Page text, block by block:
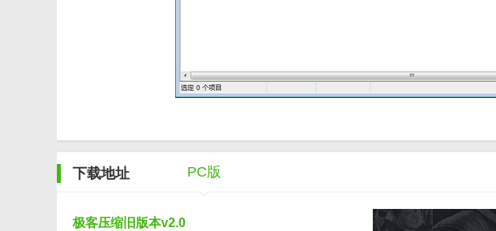
4. 解压文件：双击压缩包文件，软件将自动解压到默认位置或用户指定的位置。也可
5. 加密与解密：在压缩或解压过程中，可以选择加密或解密选项，设置密码保护数据
【极客压缩旧版本测评】
极客压缩旧版本以其强大的压缩功能、多样的压缩格式支持、便捷的加密与解密功能
下载地址 PC版
极客压缩旧版本v2.0